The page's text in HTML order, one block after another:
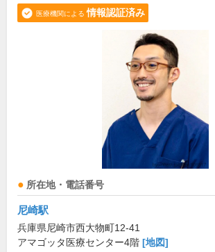
医療機関による 情報認証済み
所在地・電話番号
尼崎駅
兵庫県尼崎市西大物町12-41
アマゴッタ医療センター4階 [地図]